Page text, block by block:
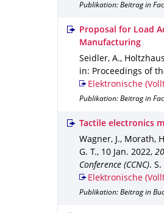
Publikation: Beitrag in
Proposal for Load
Manufacturing
Seidler, A.,
in: Proceedings of
Elektronische
Publikation: Beitrag in
Tactile electronics
Wagner, J., Morath,
G. T., 10 Jan. 2022,
Conference (CCNC). S.
Elektronische
Publikation: Beitrag in